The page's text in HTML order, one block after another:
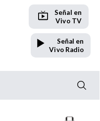
Señal en
Vivo TV
Señal en
Vivo Radio